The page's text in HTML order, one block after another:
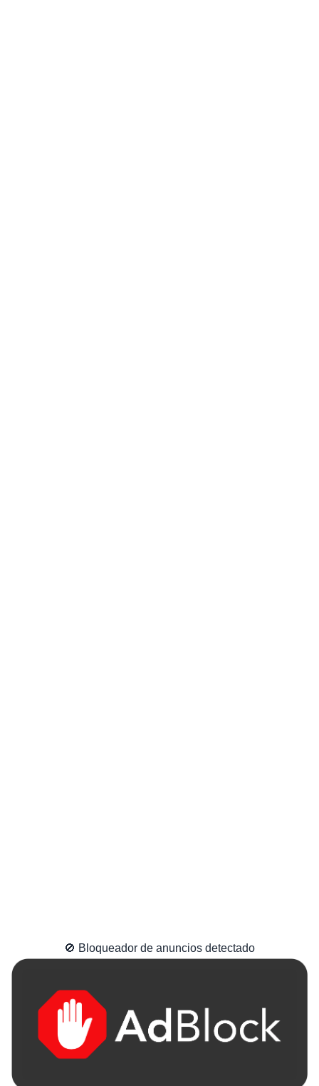
🚫 Bloqueador de anuncios detectado